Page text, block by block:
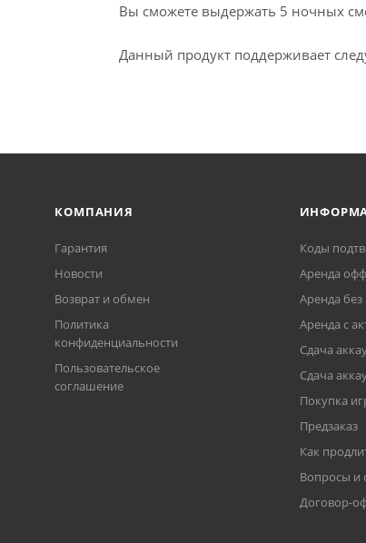
Вы сможете выдержать 5 ночных
Данный продукт поддерживает
КОМПАНИЯ
Гарантия
Новости
Возврат и обмен
Политика
конфиденциальности
Пользовательское
соглашение
Коды
Аренда
Аренда
Аренда с
Сдача
Cдача
Покупка
Предзаказ
Как
Вопросы и
Договор-